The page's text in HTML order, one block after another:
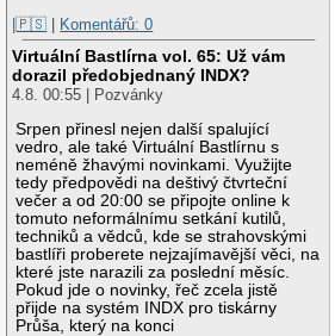
|🇵🇸
Komentářů: 0
Virtuální Bastlírna vol. 65: Už vám
dorazil předobjednaný INDX?
4.8. 00:55 | Pozvánky
Srpen přinesl nejen další spalující
vedro, ale také Virtuální Bastlírnu s
neméně žhavými novinkami. Využijte
tedy předpovědi na deštivý čtvrteční
večer a od 20:00 se připojte online k
tomuto neformálnímu setkání kutilů,
techniků a vědců, kde se strahovskými
bastlíři proberete nejzajímavější věci, na
které jste narazili za poslední měsíc.
Pokud jde o novinky, řeč zcela jistě
přijde na systém INDX pro tiskárny
Průša, který na konci